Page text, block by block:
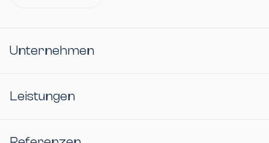
Unternehmen
Leistungen